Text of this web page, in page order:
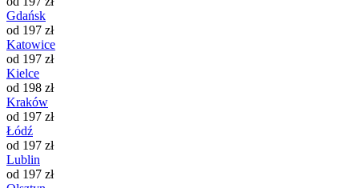
Gdańsk
od 197 zł
Katowice
od 197 zł
Kielce
od 198 zł
Kraków
od 197 zł
Łódź
od 197 zł
Lublin
od 197 zł